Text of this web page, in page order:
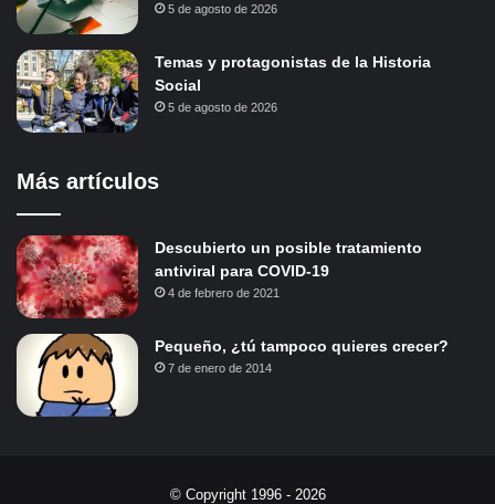
5 de agosto de 2026
Temas y protagonistas de la Historia
Social
5 de agosto de 2026
Más artículos
Descubierto un posible tratamiento
antiviral para COVID-19
4 de febrero de 2021
Pequeño, ¿tú tampoco quieres crecer?
7 de enero de 2014
© Copyright 1996 - 2026